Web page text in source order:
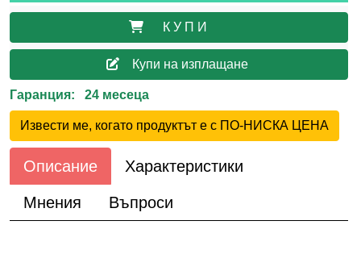
К У П И
Купи на изплащане
Гаранция: 24 месеца
Извести ме, когато продуктът е с ПО-НИСКА ЦЕНА
Описание Характеристики
Мнения Въпроси